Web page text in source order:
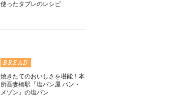
使ったタブレのレシピ
BREAD
焼きたてのおいしさを堪能！本
所吾妻橋駅『塩パン屋 パン・
メゾン』の塩パン